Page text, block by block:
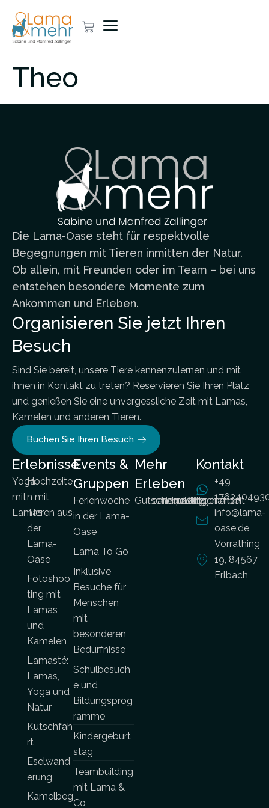
Theo
Die Lama-Oase steht für respektvolle
Begegnungen mit Tieren inmitten der Natur.
Ob allein, mit Freunden oder im Team – bei uns
entstehen besondere Momente zum
Ankommen und Erleben.
Organisieren Sie jetzt Ihren
Besuch
Sind Sie bereit, unsere Tiere kennenzulernen und mit
ihnen in Kontakt zu treten? Reservieren Sie Ihren Platz
und genießen Sie eine unvergessliche Zeit mit Lamas,
Kamelen und anderen Tieren.
Buchen Sie Ihren Besuch
Erlebnisse
Yoga
mit
Lamas
Hochzeite
n mit
Tieren aus
der
Lama-
Oase
Fotoshoo
ting mit
Lamas
und
Kamelen
Lamasté:
Lamas,
Yoga und
Natur
Kutschfah
rt
Eselwand
erung
Kamelbeg
Events &
Gruppen
Ferienwoche
in der Lama-
Oase
Lama To Go
Inklusive
Besuche für
Menschen
mit
besonderen
Bedürfnisse
Schulbesuch
e und
Bildungsprog
ramme
Kindergeburt
stag
Teambuilding
mit Lama &
Co
Mehr
Erleben
Gutscheine
Teambuilding
Tierpatenschaften
Freiwilligenarbeit
Blog
Kontakt
+49
info@lama-
oase.de
Vorrathing
19, 84567
Erlbach